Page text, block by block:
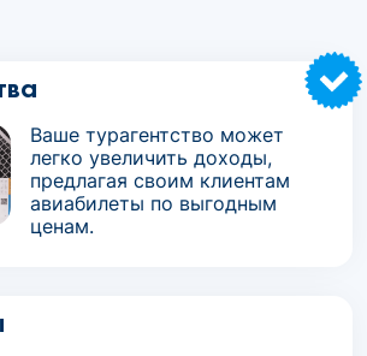
Ваше турагентство может
легко увеличить доходы,
предлагая своим клиентам
авиабилеты по выгодным
ценам.